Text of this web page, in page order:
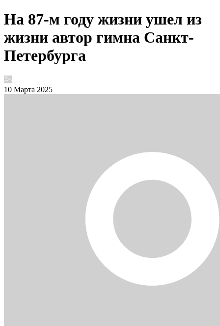
На 87-м году жизни ушел из
жизни автор гимна Санкт-
Петербурга
10 Марта 2025